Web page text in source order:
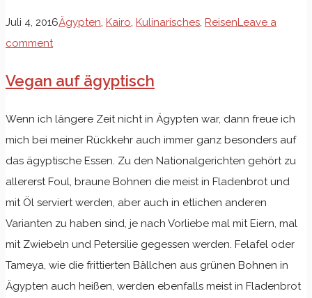
Juli 4, 2016Ägypten, Kairo, Kulinarisches, ReisenLeave a
comment
Vegan auf ägyptisch
Wenn ich längere Zeit nicht in Ägypten war, dann freue ich
mich bei meiner Rückkehr auch immer ganz besonders auf
das ägyptische Essen. Zu den Nationalgerichten gehört zu
allererst Foul, braune Bohnen die meist in Fladenbrot und
mit Öl serviert werden, aber auch in etlichen anderen
Varianten zu haben sind, je nach Vorliebe mal mit Eiern, mal
mit Zwiebeln und Petersilie gegessen werden. Felafel oder
Tameya, wie die frittierten Bällchen aus grünen Bohnen in
Ägypten auch heißen, werden ebenfalls meist in Fladenbrot